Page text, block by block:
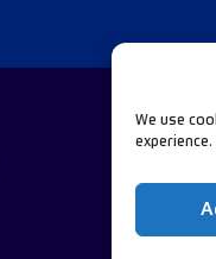
We use